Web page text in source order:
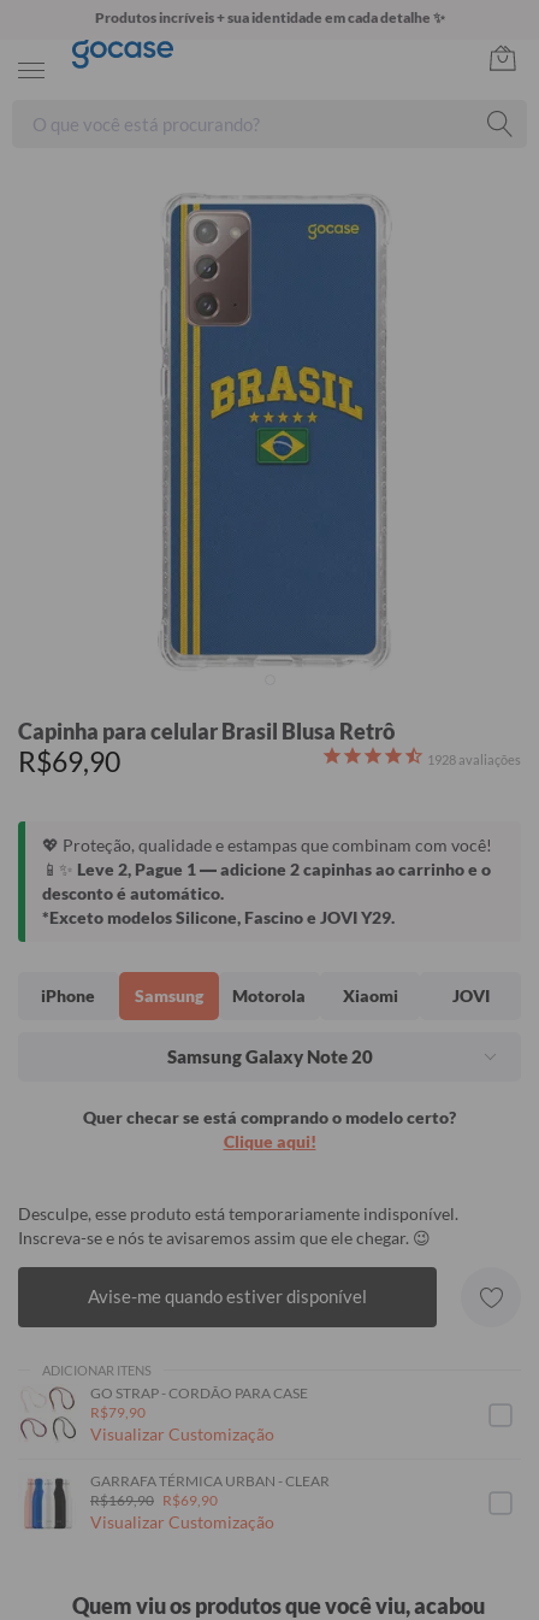
Produtos incríveis + sua identidade em cada detalhe ✨
Capinha para celular Brasil Blusa Retrô
R$69,90 1928 avaliações
💖 Proteção, qualidade e estampas que combinam com você!
📱✨ Leve 2, Pague 1— adicione 2 capinhas ao carrinho e o
desconto é automático.
*Exceto modelos Silicone, Fascino e JOVI Y29.
iPhone Samsung Motorola Xiaomi JOVI
Samsung Galaxy Note 20
Quer checar se está comprando o modelo certo?
Clique aqui!
Desculpe, esse produto está temporariamente indisponível.
Inscreva-se e nós te avisaremos assim que ele chegar. 😉
Avise-me quando estiver disponível
ADICIONAR ITENS
GO STRAP - CORDÃO PARA CASE
R$79,90
Visualizar Customização
GARRAFA TÉRMICA URBAN - CLEAR
R$169,90 R$69,90
Visualizar Customização
Quem viu os produtos que você viu, acabou